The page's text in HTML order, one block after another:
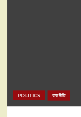
POLITICS রাজনীতি